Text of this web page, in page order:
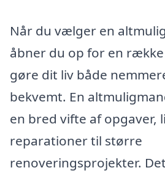
Når du vælger en
åbner du op for en
gøre dit liv både
bekvemt. En
en bred vifte af opgaver,
reparationer til større
renoveringsprojekter.